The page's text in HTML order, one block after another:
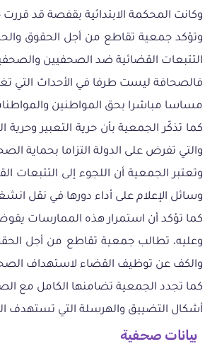
وكانت المحكمة الابتدائية بقفصة قد قررت خلال جلسة 14 أفريل 2026 تأجيل النظر في القضية إلى جلسة يوم 23 جوان 2026، استجابة لطلب هيئة الدفاع
وتؤكد جمعية تقاطع من أجل الحقوق
التتبعات القضائية ضد الصحفيين
فالصحافة ليست طرفا في الأحداث التي
مساسا مباشرا بحق المواطنين والمواطنات
كما تذكّر الجمعية بأن حرية التعبير
والتي تفرض على الدولة التزاما بحماية
وتعتبر الجمعية أن اللجوء إلى
وسائل الإعلام على أداء دورها في نقل
كما تؤكد أن استمرار هذه الممارسات
وعليه، تطالب جمعية تقاطع من أجل
والكف عن توظيف القضاء لاستهداف
كما تجدد الجمعية تضامنها الكامل مع
أشكال التضييق والهرسلة التي تستهدف
بيانات صحفية